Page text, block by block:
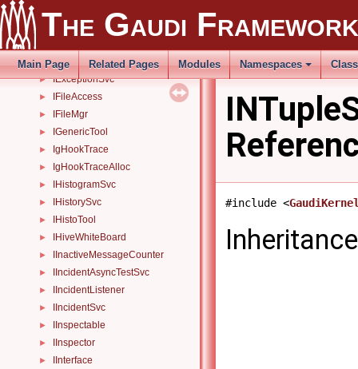
The Gaudi Framework
Main Page Related Pages Modules Namespaces
IEventProcessor
► IEvtSelector
► IExceptionSvc
► IFileAccess
► IFileMgr
► IGenericTool
► IgHookTrace
► IgHookTraceAlloc
► IHistogramSvc
► IHistorySvc
► IHistoTool
► IHiveWhiteBoard
► IInactiveMessageCounter
► IIncidentAsyncTestSvc
► IIncidentListener
► IIncidentSvc
► IInspectable
► IInspector
► IInterface
#include <